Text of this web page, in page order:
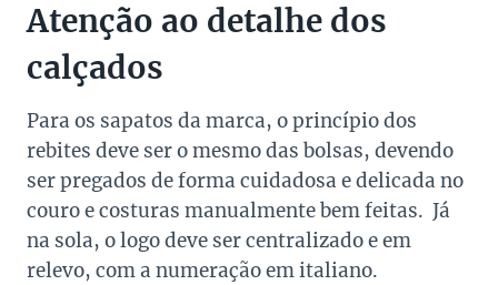
Atenção ao detalhe dos
calçados
Para os sapatos da marca, o princípio dos
rebites deve ser o mesmo das bolsas, devendo
ser pregados de forma cuidadosa e delicada no
couro e costuras manualmente bem feitas. Já
na sola, o logo deve ser centralizado e em
relevo, com a numeração em italiano.